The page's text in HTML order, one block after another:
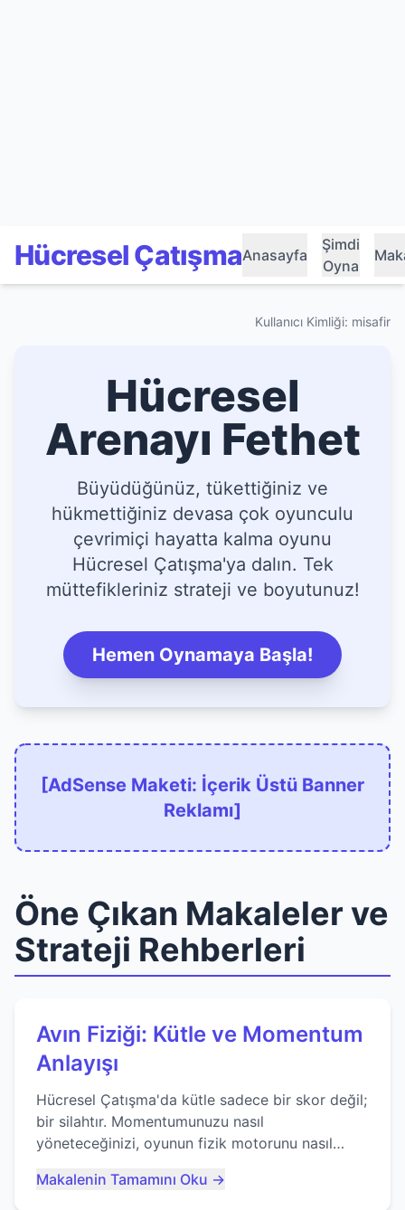
Hücresel ÇatışmaAnasayfa
Şimdi
Oyna
Kullanıcı Kimliği: misafir
Hücresel
Arenayı Fethet
Büyüdüğünüz, tükettiğiniz ve
hükmettiğiniz devasa çok oyunculu
çevrimiçi hayatta kalma oyunu
Hücresel Çatışma'ya dalın. Tek
müttefikleriniz strateji ve boyutunuz!
Hemen Oynamaya Başla!
[AdSense Maketi: İçerik Üstü Banner
Reklamı]
Öne Çıkan Makaleler ve
Strateji Rehberleri
Avın Fiziği: Kütle ve Momentum
Anlayışı
Hücresel Çatışma'da kütle sadece bir skor değil;
bir silahtır. Momentumunuzu nasıl
yöneteceğinizi, oyunun fizik motorunu nasıl
ustalaşacağınızı öğrenin...
Makalenin Tamamını Oku →